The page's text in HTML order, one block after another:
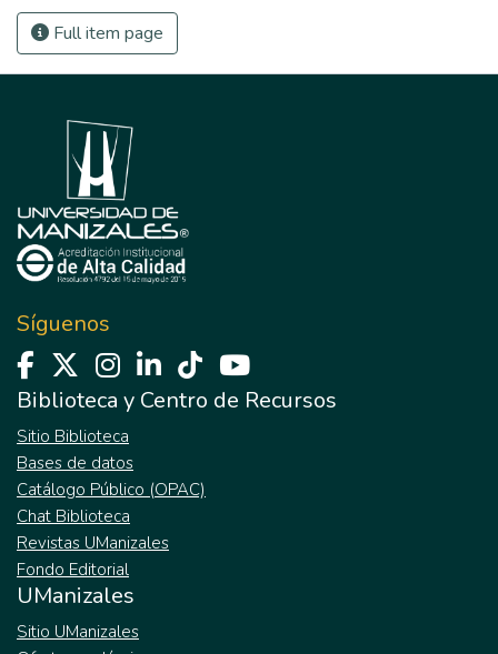
Full item page
Síguenos
Biblioteca y Centro de Recursos
Sitio Biblioteca
Bases de datos
Catálogo Público (OPAC)
Chat Biblioteca
Revistas UManizales
Fondo Editorial
UManizales
Sitio UManizales